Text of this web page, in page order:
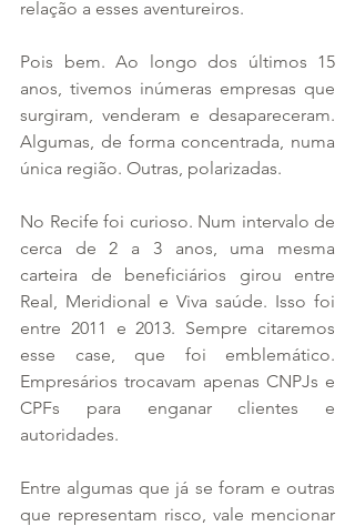
relação a esses aventureiros.
Pois bem. Ao longo dos últimos 15
anos, tivemos inúmeras empresas que
surgiram, venderam e desapareceram.
Algumas, de forma concentrada, numa
única região. Outras, polarizadas.
No Recife foi curioso. Num intervalo de
cerca de 2 a 3 anos, uma mesma
carteira de beneficiários girou entre
Real, Meridional e Viva saúde. Isso foi
entre 2011 e 2013. Sempre citaremos
esse case, que foi emblemático.
Empresários trocavam apenas CNPJs e
CPFs para enganar clientes e
autoridades.
Entre algumas que já se foram e outras
que representam risco, vale mencionar